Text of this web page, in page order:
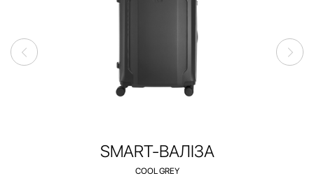
SMART-ВАЛІЗА
COOL GREY